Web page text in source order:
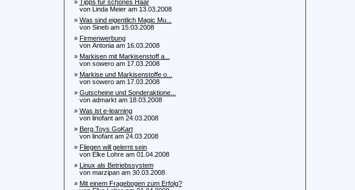
» Tipps für schönes Haar
von Linda Meier am 13.03.2008
» Was sind eigentlich Magic Mu...
von Sineb am 15.03.2008
» Firmenwerbung
von Antonia am 16.03.2008
» Markisen mit Markisenstoff a...
von sowero am 17.03.2008
» Markise und Markisenstoffe o...
von sowero am 17.03.2008
» Gutscheine und Sonderaktione...
von admarkt am 18.03.2008
» Was ist e-learning
von linofant am 24.03.2008
» Berg Toys GoKart
von linofant am 24.03.2008
» Fliegen will gelernt sein
von Elke Lohre am 01.04.2008
» Linux als Betriebssystem
von marzipan am 30.03.2008
» Mit einem Fragebogen zum Erfolg?